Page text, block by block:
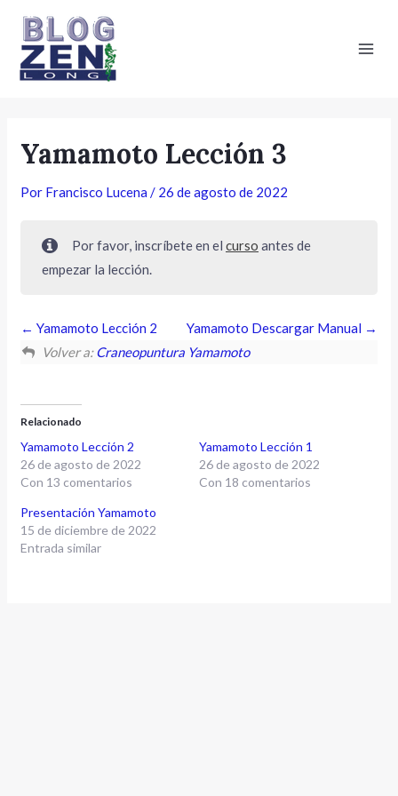
contenido
Yamamoto Lección 3
Por Francisco Lucena/ 26 de agosto de 2022
Por favor, inscríbete en el curso antes de
empezar la lección.
Yamamoto Lección 2
Yamamoto Descargar Manual
Volver a:Craneopuntura Yamamoto
Relacionado
Yamamoto Lección 2
26 de agosto de 2022
Con 13 comentarios
Yamamoto Lección 1
26 de agosto de 2022
Con 18 comentarios
Presentación Yamamoto
15 de diciembre de 2022
Entrada similar